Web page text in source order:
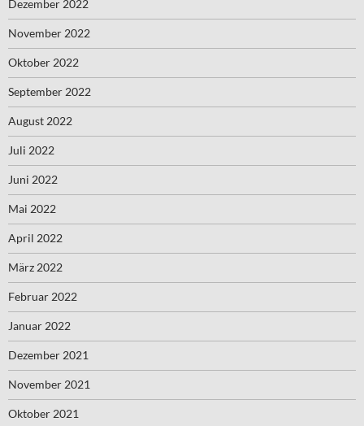
Dezember 2022
November 2022
Oktober 2022
September 2022
August 2022
Juli 2022
Juni 2022
Mai 2022
April 2022
März 2022
Februar 2022
Januar 2022
Dezember 2021
November 2021
Oktober 2021